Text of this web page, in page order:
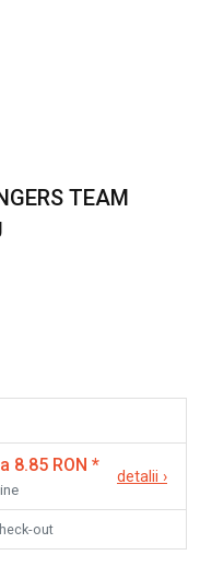
TEAM
8.85 RON *
detalii ›
out